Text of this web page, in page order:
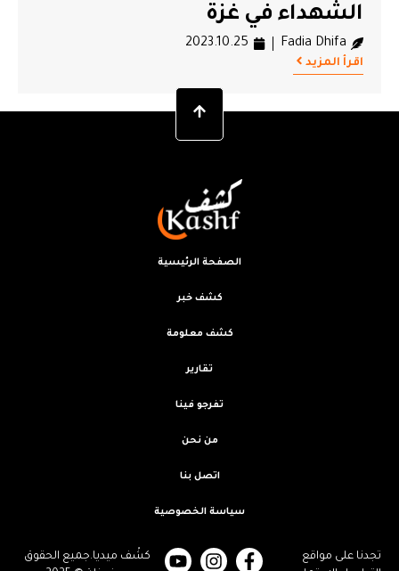
الشهداء في غزة
Fadia Dhifa
2023.10.25
اقرأ المزيد
تجدنا على مواقع
كشْف ميديا.جميع الحقوق
الصفحة الرئيسية
كشف خبر
كشف معلومة
تقارير
تفرجو فينا
من نحن
اتصل بنا
سياسة الخصوصية